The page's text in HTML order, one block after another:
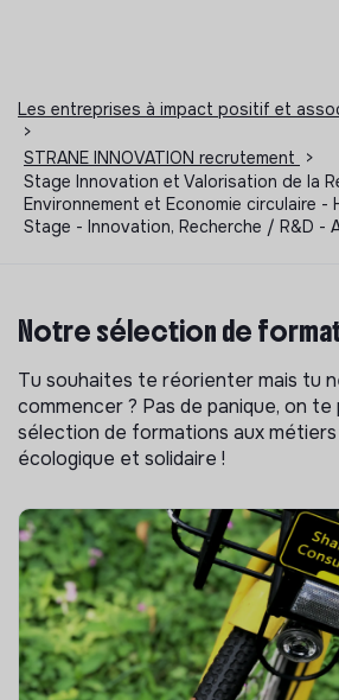
Les entreprises à impact positif et
>
STRANE INNOVATION recrutement
>
Stage Innovation et Valorisation de la
Environnement et Economie circulaire
Stage - Innovation, Recherche / R&D
Notre sélection de
Tu souhaites te réorienter mais tu
commencer ? Pas de panique, on
sélection de formations aux
écologique et solidaire !